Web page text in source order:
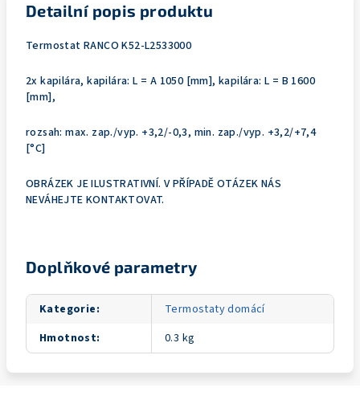
Detailní popis produktu
Termostat RANCO K52-L2533000
2x kapilára, kapilára: L = A 1050 [mm], kapilára: L = B 1600
[mm],
rozsah: max. zap./vyp. +3,2/-0,3, min. zap./vyp. +3,2/+7,4
[°C]
OBRÁZEK JE ILUSTRATIVNÍ. V PŘÍPADĚ OTÁZEK NÁS
NEVÁHEJTE KONTAKTOVAT.
Doplňkové parametry
Kategorie:
Termostaty domácí
Hmotnost: 0.3 kg